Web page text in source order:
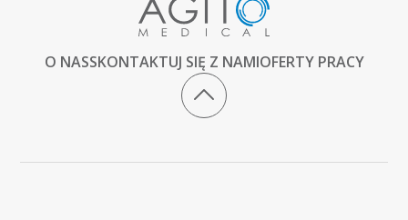
O NASSKONTAKTUJ SIĘ Z NAMIOFERTY PRACY